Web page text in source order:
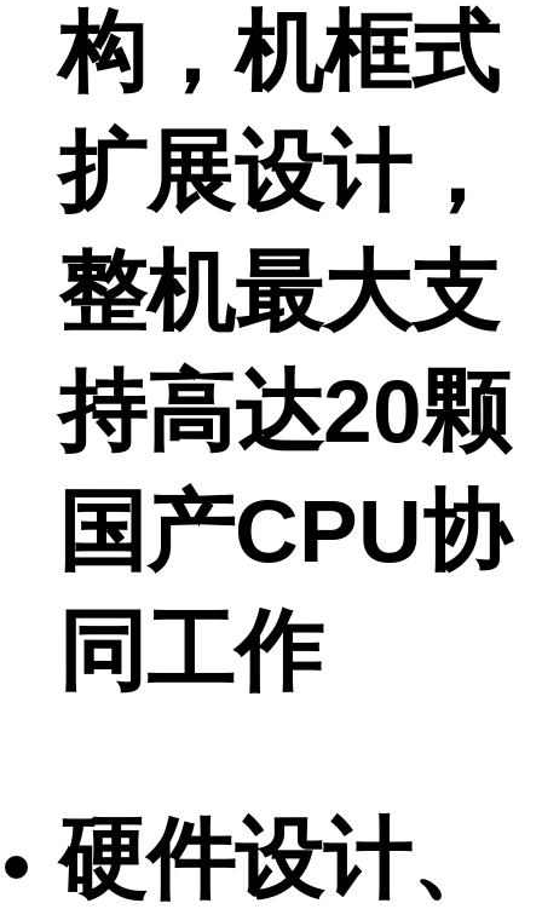
构，机框式
扩展设计，
整机最大支
持高达20颗
国产CPU协
同工作
硬件设计、